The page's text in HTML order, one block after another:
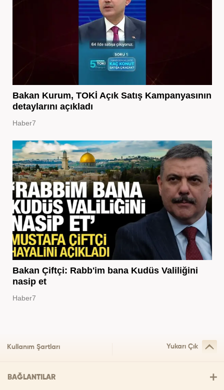
Bakan Kurum, TOKİ Açık Satış Kampanyasının
detaylarını açıkladı
Haber7
Bakan Çiftçi: Rabb'im bana Kudüs Valiliğini
nasip et
Haber7
Kullanım Şartları Yukarı Çık
BAĞLANTILAR